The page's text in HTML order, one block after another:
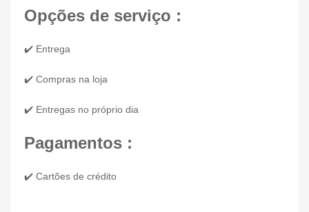
Opções de serviço :
✔️ Entrega
✔️ Compras na loja
✔️ Entregas no próprio dia
Pagamentos :
✔️ Cartões de crédito